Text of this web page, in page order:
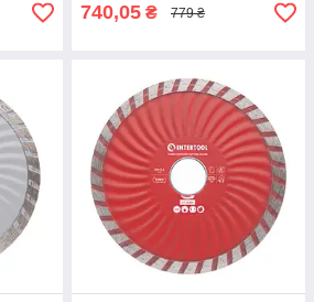
740,05 ₴ 779 ₴